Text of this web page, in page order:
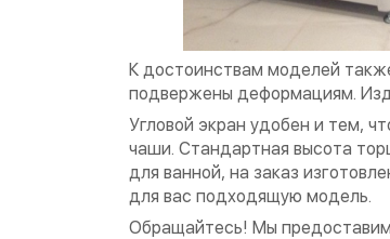
К достоинствам моделей
подвержены деформациям.
Угловой экран удобен и тем,
чаши. Стандартная высота
для ванной, на заказ
для вас подходящую модель.
Обращайтесь! Мы